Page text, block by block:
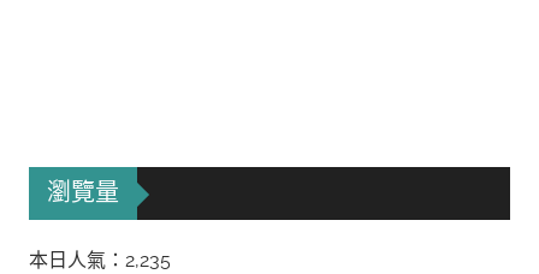
瀏覽量
本日人氣：2,235